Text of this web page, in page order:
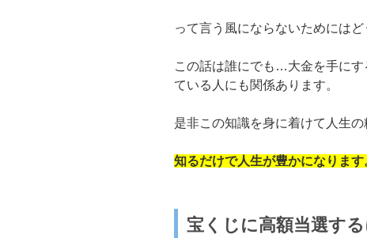
って言う風にならないためには
この話は誰にでも…大金を手に
ている人にも関係あります。
是非この知識を身に着けて人生の
知るだけで人生が豊かになります
宝くじに高額当選す